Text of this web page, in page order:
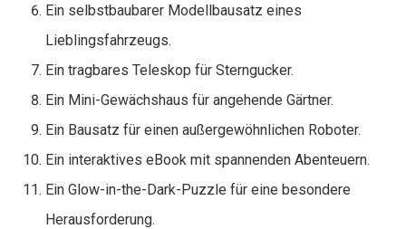
Ein selbstbaubarer Modellbausatz eines
Lieblingsfahrzeugs.
Ein tragbares Teleskop für Sterngucker.
Ein Mini-Gewächshaus für angehende Gärtner.
Ein Bausatz für einen außergewöhnlichen Roboter.
Ein interaktives eBook mit spannenden Abenteuern.
Ein Glow-in-the-Dark-Puzzle für eine besondere
Herausforderung.